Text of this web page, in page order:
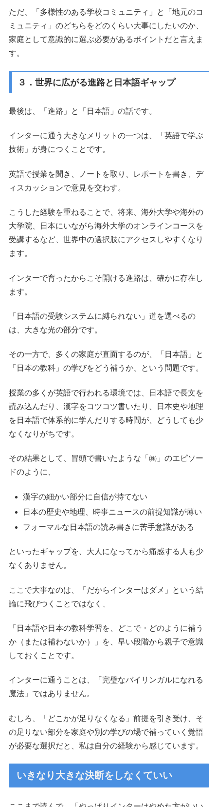
ただ、「多様性のある学校コミュニティ」と「地元のコ
ミュニティ」のどちらをどのくらい大事にしたいのか、
家庭として意識的に選ぶ必要があるポイントだと言えま
す。
３．世界に広がる進路と日本語ギャップ
最後は、「進路」と「日本語」の話です。
インターに通う大きなメリットの一つは、「英語で学ぶ
技術」が身につくことです。
英語で授業を聞き、ノートを取り、レポートを書き、デ
ィスカッションで意見を交わす。
こうした経験を重ねることで、将来、海外大学や海外の
大学院、日本にいながら海外大学のオンラインコースを
受講するなど、世界中の選択肢にアクセスしやすくなり
ます。
インターで育ったからこそ開ける進路は、確かに存在し
ます。
「日本語の受験システムに縛られない」道を選べるの
は、大きな光の部分です。
その一方で、多くの家庭が直面するのが、「日本語」と
「日本の教科」の学びをどう補うか、という問題です。
授業の多くが英語で行われる環境では、日本語で長文を
読み込んだり、漢字をコツコツ書いたり、日本史や地理
を日本語で体系的に学んだりする時間が、どうしても少
なくなりがちです。
その結果として、冒頭で書いたような「㈱」のエピソー
ドのように、
漢字の細かい部分に自信が持てない
日本の歴史や地理、時事ニュースの前提知識が薄い
フォーマルな日本語の読み書きに苦手意識がある
といったギャップを、大人になってから痛感する人も少
なくありません。
ここで大事なのは、「だからインターはダメ」という結
論に飛びつくことではなく、
「日本語や日本の教科学習を、どこで・どのように補う
か（または補わないか）」を、早い段階から親子で意識
しておくことです。
インターに通うことは、「完璧なバイリンガルになれる
魔法」ではありません。
むしろ、「どこかが足りなくなる」前提を引き受け、そ
の足りない部分を家庭や別の学びの場で補っていく覚悟
が必要な選択だと、私は自分の経験から感じています。
いきなり大きな決断をしなくていい